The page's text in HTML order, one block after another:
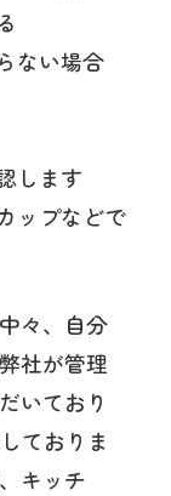
ない場合
します
ップなどで
々、自分
社が管理
いており
ておりま
キッチ